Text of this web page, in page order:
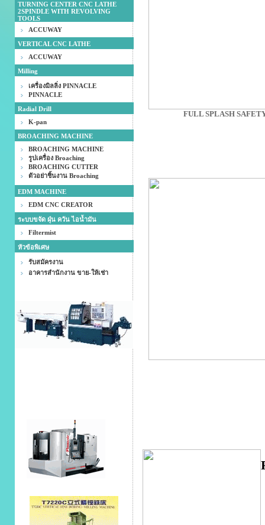
TURNING CENTER CNC LATHE
2SPINDLE WITH REVOLVING
TOOLS
ACCUWAY
VERTICAL CNC LATHE
ACCUWAY
Milling
เครื่องมิลลิ่ง PINNACLE
PINNACLE
Radial Drill
K-pan
BROACHING MACHINE
BROACHING MACHINE
รูปเครื่อง Broaching
BROACHING CUTTER
ตัวอย่าชิ้นงาน Broaching
EDM MACHINE
EDM CNC CREATOR
ระบบขจัด ฝุ่น ควัน ไอน้ำมัน
Filtermist
หัวข้อพิเศษ
รับสมัครงาน
อาคารสำนักงาน ขาย-ให้เช่า
FULL SPLASH